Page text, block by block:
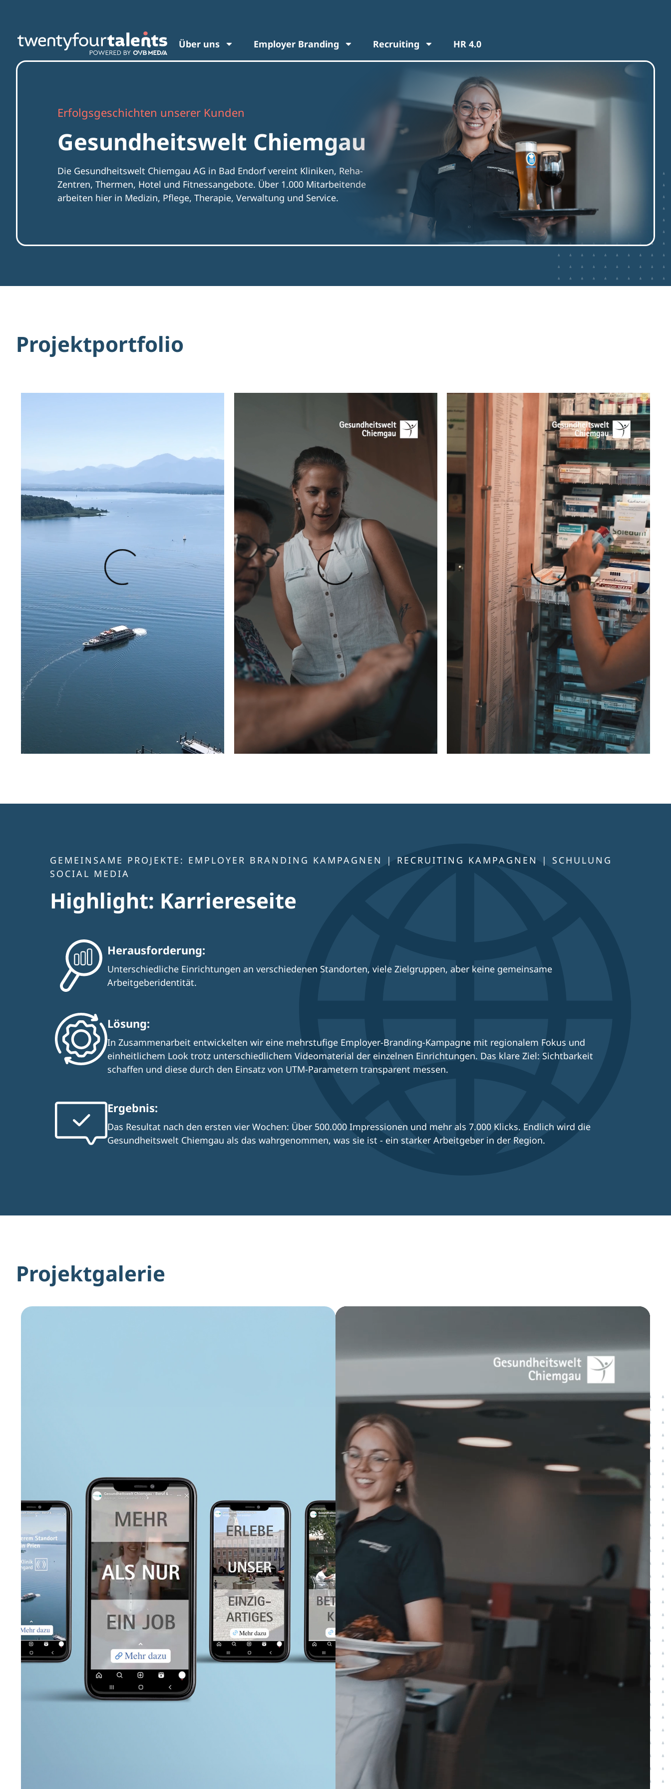
Über uns Employer Branding Recruiting HR 4.0
Erfolgsgeschichten unserer Kunden
Gesundheitswelt Chiemgau
Die Gesundheitswelt Chiemgau AG in Bad Endorf vereint Kliniken, Reha-
Zentren, Thermen, Hotel und Fitnessangebote. Über 1.000 Mitarbeitende
arbeiten hier in Medizin, Pflege, Therapie, Verwaltung und Service.
Projektportfolio
GEMEINSAME PROJEKTE: EMPLOYER BRANDING KAMPAGNEN | RECRUITING KAMPAGNEN | SCHULUNG
SOCIAL MEDIA
Highlight: Karriereseite
Herausforderung:
Unterschiedliche Einrichtungen an verschiedenen Standorten, viele Zielgruppen, aber keine gemeinsame
Arbeitgeberidentität.
Lösung:
In Zusammenarbeit entwickelten wir eine mehrstufige Employer-Branding-Kampagne mit regionalem Fokus und
einheitlichem Look trotz unterschiedlichem Videomaterial der einzelnen Einrichtungen. Das klare Ziel: Sichtbarkeit
schaffen und diese durch den Einsatz von UTM-Parametern transparent messen.
Ergebnis:
Das Resultat nach den ersten vier Wochen: Über 500.000 Impressionen und mehr als 7.000 Klicks. Endlich wird die
Gesundheitswelt Chiemgau als das wahrgenommen, was sie ist - ein starker Arbeitgeber in der Region.
Projektgalerie